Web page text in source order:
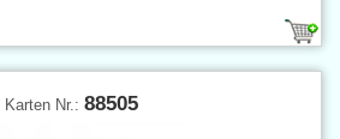
Karten Nr.: 88505